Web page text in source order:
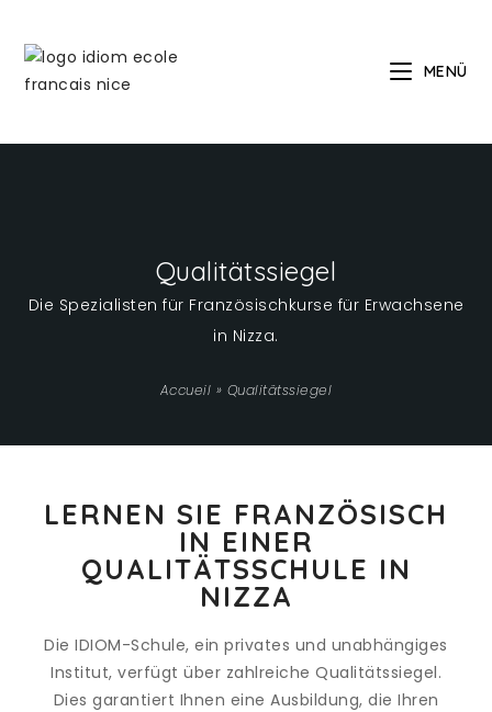
MENÜ
Qualitätssiegel
Die Spezialisten für Französischkurse für Erwachsene
in Nizza.
Accueil » Qualitätssiegel
LERNEN SIE FRANZÖSISCH
IN EINER
QUALITÄTSSCHULE IN
NIZZA
Die IDIOM-Schule, ein privates und unabhängiges
Institut, verfügt über zahlreiche Qualitätssiegel.
Dies garantiert Ihnen eine Ausbildung, die Ihren